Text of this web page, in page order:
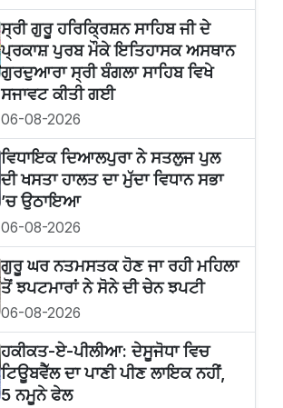
ਸ੍ਰੀ ਗੁਰੂ ਹਰਿਕ੍ਰਿਸ਼ਨ ਸਾਹਿਬ ਜੀ ਦੇ
ਪ੍ਰਕਾਸ਼ ਪੁਰਬ ਮੌਕੇ ਇਤਿਹਾਸਕ ਅਸਥਾਨ
ਗੁਰਦੁਆਰਾ ਸ੍ਰੀ ਬੰਗਲਾ ਸਾਹਿਬ ਵਿਖੇ
ਸਜਾਵਟ ਕੀਤੀ ਗਈ
06-08-2026
ਵਿਧਾਇਕ ਦਿਆਲਪੁਰਾ ਨੇ ਸਤਲੁਜ ਪੁਲ
ਦੀ ਖਸਤਾ ਹਾਲਤ ਦਾ ਮੁੱਦਾ ਵਿਧਾਨ ਸਭਾ
’ਚ ਉਠਾਇਆ
06-08-2026
ਗੁਰੂ ਘਰ ਨਤਮਸਤਕ ਹੋਣ ਜਾ ਰਹੀ ਮਹਿਲਾ
ਤੋਂ ਝਪਟਮਾਰਾਂ ਨੇ ਸੋਨੇ ਦੀ ਚੇਨ ਝਪਟੀ
06-08-2026
ਹਕੀਕਤ-ਏ-ਪੀਲੀਆ: ਦੇਸੂਜੋਧਾ ਵਿਚ
ਟਿਊਬਵੈੱਲ ਦਾ ਪਾਣੀ ਪੀਣ ਲਾਇਕ ਨਹੀਂ,
5 ਨਮੂਨੇ ਫੇਲ